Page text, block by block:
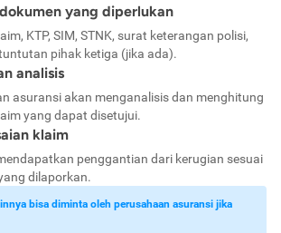
yang diperlukan
KTP, SIM, STNK, surat keterangan polisi,
pihak ketiga (jika ada).
analisis
asuransi akan menganalisis dan menghitung
yang dapat disetujui.
klaim
penggantian dari kerugian sesuai
dilaporkan.
bisa diminta oleh perusahaan asuransi jika